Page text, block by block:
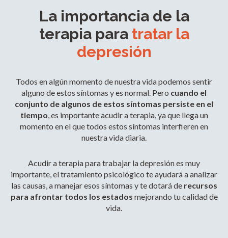
La importancia de la
terapia para tratar la
depresión
Todos en algún momento de nuestra vida podemos sentir
alguno de estos síntomas y es normal. Pero cuando el
conjunto de algunos de estos síntomas persiste en el
tiempo, es importante acudir a terapia, ya que llega un
momento en el que todos estos síntomas interfieren en
nuestra vida diaria.
Acudir a terapia para trabajar la depresión es muy
importante, el tratamiento psicológico te ayudará a analizar
las causas, a manejar esos síntomas y te dotará derecursos
para afrontar todos los estados mejorando tu calidad de
vida.